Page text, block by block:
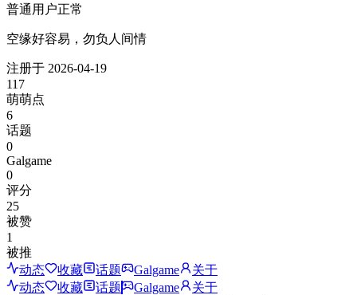
普通用户正常
空缘好容易，勿负人间情
注册于 2026-04-19
117
萌萌点
6
话题
0
Galgame
0
评分
25
被赞
1
被推
动态
收藏 话题 Galgame
关于
动态
收藏 话题 Galgame 关于